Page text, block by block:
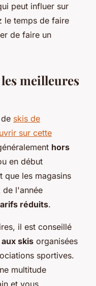
peut influer sur
le temps de faire
de faire un
meilleures
skis de
sur cette
hors
en début
que les magasins
de l'année
réduits.
il est conseillé
skis organisées
sportives.
multitude
et vous